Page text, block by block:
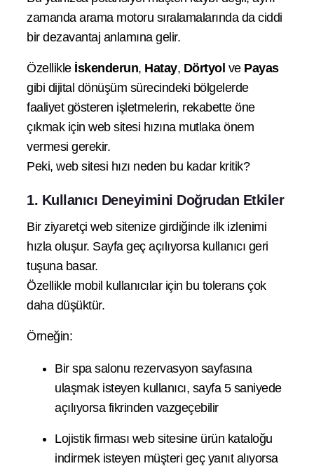
zamanda arama motoru sıralamalarında da ciddi
bir dezavantaj anlamına gelir.
Özellikle İskenderun, Hatay, Dörtyol ve Payas
gibi dijital dönüşüm sürecindeki bölgelerde
faaliyet gösteren işletmelerin, rekabette öne
çıkmak için web sitesi hızına mutlaka önem
vermesi gerekir.
Peki, web sitesi hızı neden bu kadar kritik?
1. Kullanıcı Deneyimini Doğrudan Etkiler
Bir ziyaretçi web sitenize girdiğinde ilk izlenimi
hızla oluşur. Sayfa geç açılıyorsa kullanıcı geri
tuşuna basar.
Özellikle mobil kullanıcılar için bu tolerans çok
daha düşüktür.
Örneğin:
Bir spa salonu rezervasyon sayfasına
ulaşmak isteyen kullanıcı, sayfa 5 saniyede
açılıyorsa fikrinden vazgeçebilir
Lojistik firması web sitesine ürün kataloğu
indirmek isteyen müşteri geç yanıt alıyorsa